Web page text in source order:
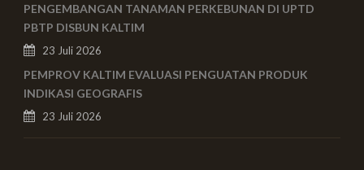
PENGEMBANGAN TANAMAN PERKEBUNAN DI UPTD
PBTP DISBUN KALTIM
23 Juli 2026
PEMPROV KALTIM EVALUASI PENGUATAN PRODUK
INDIKASI GEOGRAFIS
23 Juli 2026